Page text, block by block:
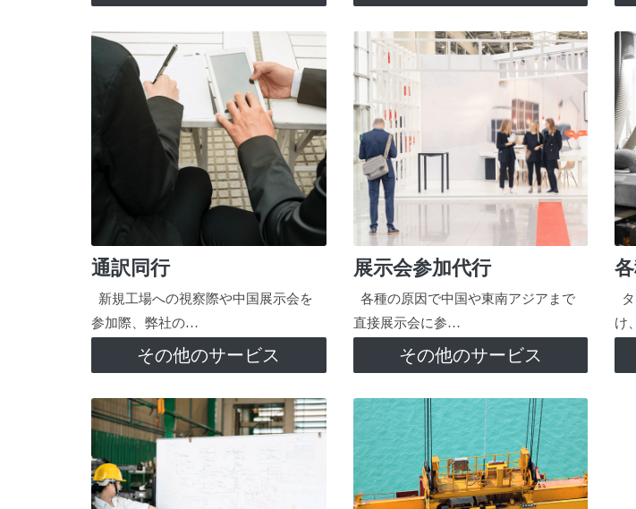
通訳同行
新規工場への視察際や中国展示会を
参加際、弊社の…
その他のサービス
展示会参加代行
各種の原因で中国や東南アジアまで
直接展示会に参…
その他のサービス
け